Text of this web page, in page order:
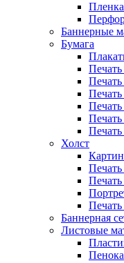
Баннерные
Бумага
Холст
Печать
Баннерная
Листовые